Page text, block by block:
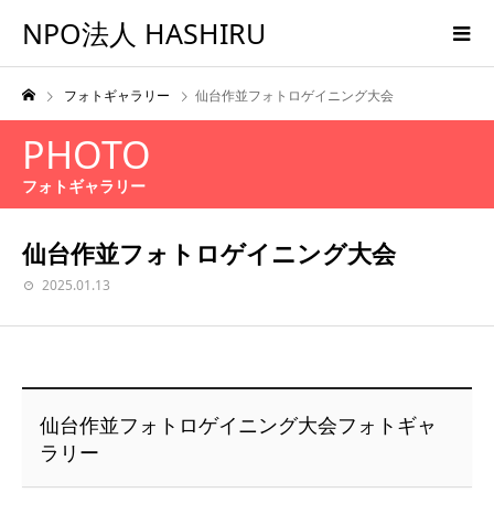
NPO法人 HASHIRU
フォトギャラリー 仙台作並フォトロゲイニング大会
PHOTO
フォトギャラリー
仙台作並フォトロゲイニング大会
2025.01.13
仙台作並フォトロゲイニング大会フォトギャ
ラリー